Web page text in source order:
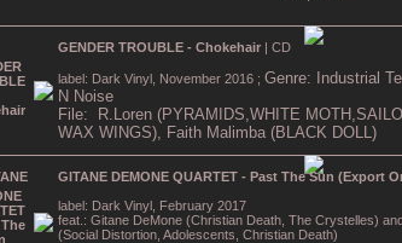
GENDER TROUBLE - Chokehair | CD
label: Dark Vinyl, November 2016 ; Genre: Industrial
N Noise
File: R.Loren (PYRAMIDS,WHITE
WAX WINGS), Faith Malimba (BLACK DOLL)
GITANE DEMONE QUARTET - Past The Sun (Export
label: Dark Vinyl, February 2017
feat.: Gitane DeMone (Christian Death, The Crystelles)
(Social Distortion, Adolescents, Christian Death)